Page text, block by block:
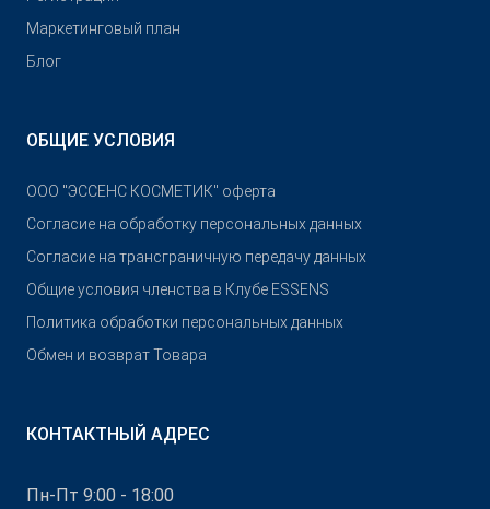
Маркетинговый план
Блог
ОБЩИЕ УСЛОВИЯ
OOO "ЭССЕНС КОСМЕТИК" оферта
Согласие на обработку персональных данных
Согласие на трансграничную передачу данных
Общие условия членства в Клубе ESSENS
Политика обработки персональных данных
Обмен и возврат Товара
КОНТАКТНЫЙ АДРЕС
Пн-Пт 9:00 - 18:00